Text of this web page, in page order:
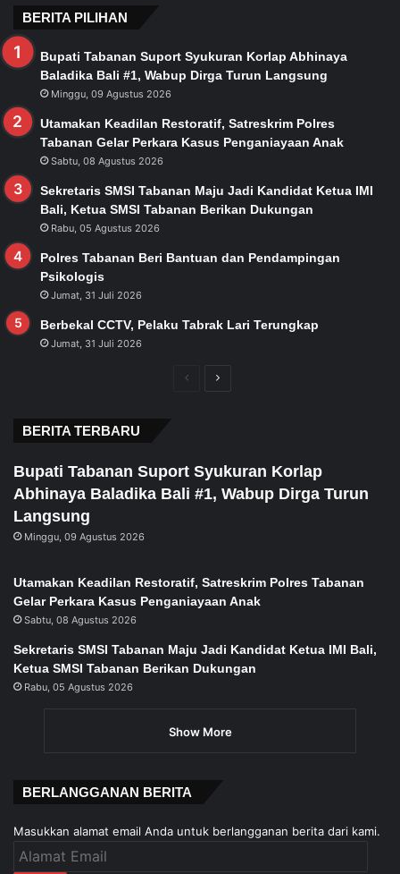
BERITA PILIHAN
Bupati Tabanan Suport Syukuran Korlap Abhinaya
Baladika Bali #1, Wabup Dirga Turun Langsung
Minggu, 09 Agustus 2026
Utamakan Keadilan Restoratif, Satreskrim Polres
Tabanan Gelar Perkara Kasus Penganiayaan Anak
Sabtu, 08 Agustus 2026
Sekretaris SMSI Tabanan Maju Jadi Kandidat Ketua IMI
Bali, Ketua SMSI Tabanan Berikan Dukungan
Rabu, 05 Agustus 2026
Polres Tabanan Beri Bantuan dan Pendampingan
Psikologis
Jumat, 31 Juli 2026
Berbekal CCTV, Pelaku Tabrak Lari Terungkap
Jumat, 31 Juli 2026
PreviousNext
BERITA TERBARU
Bupati Tabanan Suport Syukuran Korlap
Abhinaya Baladika Bali #1, Wabup Dirga Turun
Langsung
Minggu, 09 Agustus 2026
Utamakan Keadilan Restoratif, Satreskrim Polres Tabanan
Gelar Perkara Kasus Penganiayaan Anak
Sabtu, 08 Agustus 2026
Sekretaris SMSI Tabanan Maju Jadi Kandidat Ketua IMI Bali,
Ketua SMSI Tabanan Berikan Dukungan
Rabu, 05 Agustus 2026
Show More
BERLANGGANAN BERITA
Masukkan alamat email Anda untuk berlangganan berita dari kami.
Alamat